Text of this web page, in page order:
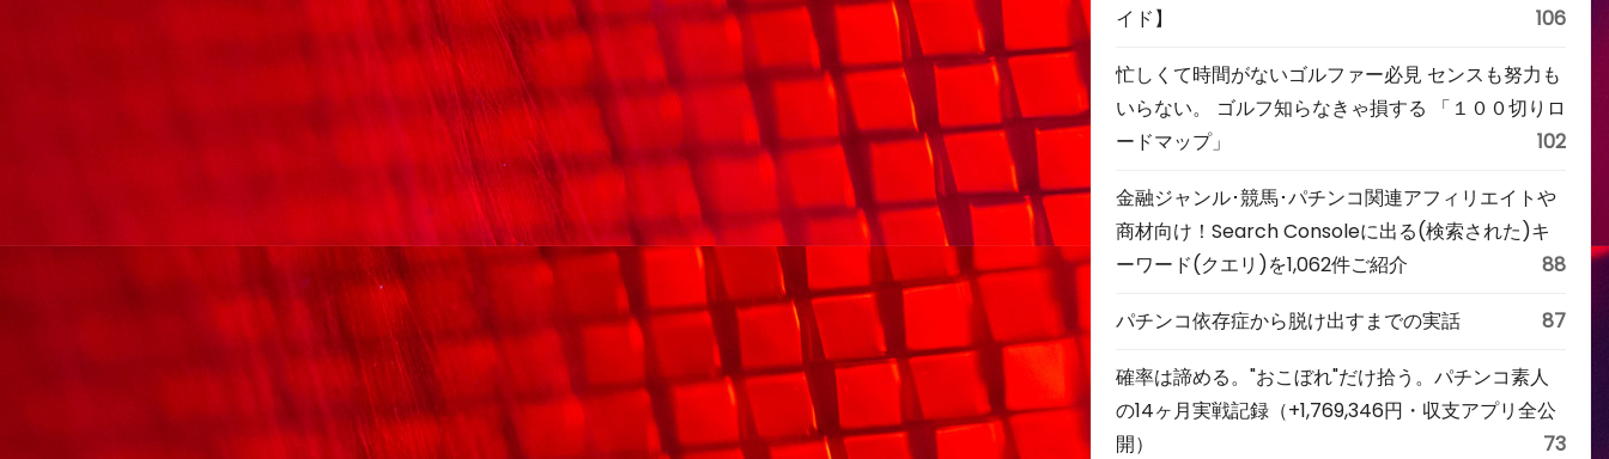
イド】
106
忙しくて時間がないゴルファー必見 センスも努力も
いらない。 ゴルフ知らなきゃ損する 「１００切りロ
ードマップ」
102
金融ジャンル･競馬･パチンコ関連アフィリエイトや
商材向け！Search Consoleに出る(検索された)キ
ーワード(クエリ)を1,062件ご紹介
88
パチンコ依存症から脱け出すまでの実話 87
確率は諦める。"おこぼれ"だけ拾う。パチンコ素人
の14ヶ月実戦記録（+1,769,346円・収支アプリ全公
開）
73